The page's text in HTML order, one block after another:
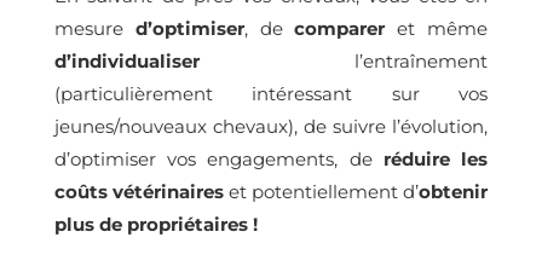
mesure d’optimiser, decomparer et même
d’individualiserl’entraînement
(particulièrement intéressant sur vos
jeunes/nouveaux chevaux), de suivre l’évolution,
d’optimiser vos engagements, de réduire les
coûts vétérinaireset potentiellement d’obtenir
plus de propriétaires !